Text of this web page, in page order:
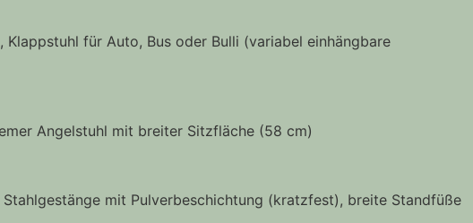
für Auto, Bus oder Bulli (variabel einhängbare
Angelstuhl mit breiter Sitzfläche (58 cm)
mit Pulverbeschichtung (kratzfest), breite Standfüße